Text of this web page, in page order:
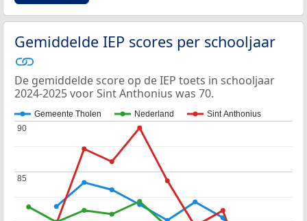
Gemiddelde IEP scores per schooljaar
De gemiddelde score op de IEP toets in schooljaar
2024-2025 voor Sint Anthonius was 70.
Gemeente Tholen Nederland Sint Anthonius
85
85
90
90